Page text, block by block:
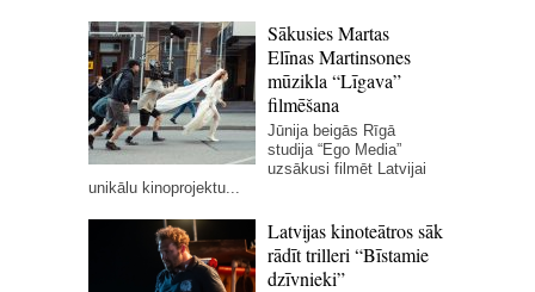
Sākusies Martas
Elīnas Martinsones
mūzikla “Līgava”
filmēšana
Jūnija beigās Rīgā
studija “Ego Media”
uzsākusi filmēt Latvijai
unikālu kinoprojektu...
Latvijas kinoteātros sāk
rādīt trilleri “Bīstamie
dzīvnieki”